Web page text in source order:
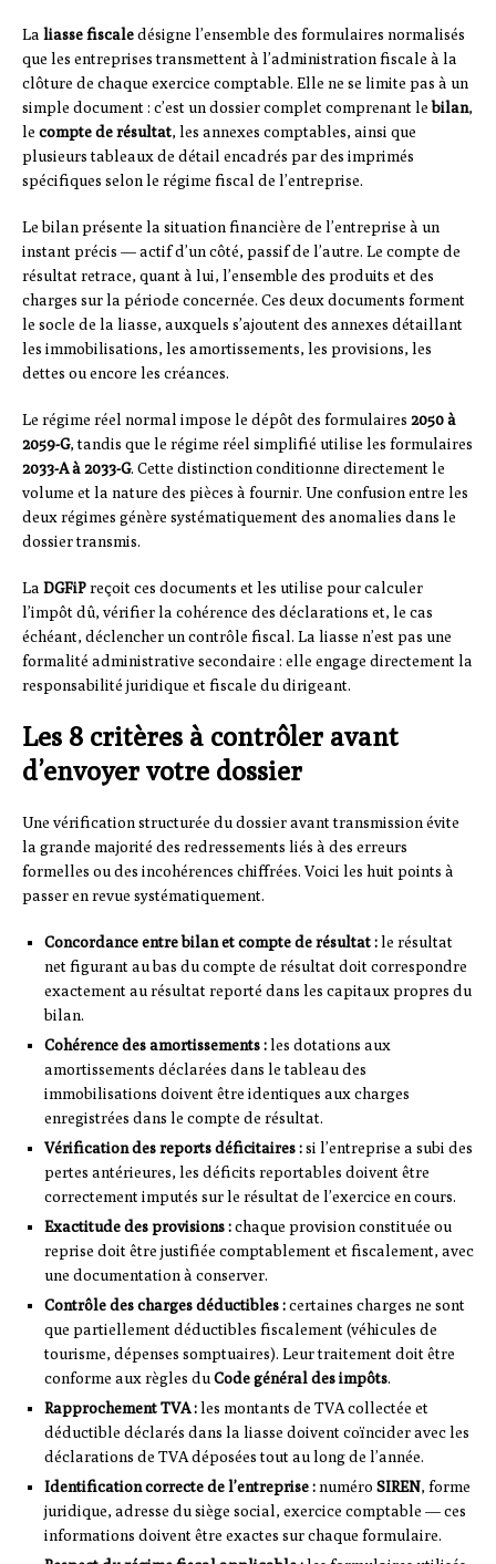
La liasse fiscaledésigne l’ensemble des formulaires normalisés
que les entreprises transmettent à l’administration fiscale à la
clôture de chaque exercice comptable. Elle ne se limite pas à un
simple document : c’est un dossier complet comprenant lebilan,
le compte de résultat, les annexes comptables, ainsi que
plusieurs tableaux de détail encadrés par des imprimés
spécifiques selon le régime fiscal de l’entreprise.
Le bilan présente la situation financière de l’entreprise à un
instant précis — actif d’un côté, passif de l’autre. Le compte de
résultat retrace, quant à lui, l’ensemble des produits et des
charges sur la période concernée. Ces deux documents forment
le socle de la liasse, auxquels s’ajoutent des annexes détaillant
les immobilisations, les amortissements, les provisions, les
dettes ou encore les créances.
Le régime réel normal impose le dépôt des formulaires 2050 à
2059-G, tandis que le régime réel simplifié utilise les formulaires
2033-A à 2033-G. Cette distinction conditionne directement le
volume et la nature des pièces à fournir. Une confusion entre les
deux régimes génère systématiquement des anomalies dans le
dossier transmis.
La DGFiPreçoit ces documents et les utilise pour calculer
l’impôt dû, vérifier la cohérence des déclarations et, le cas
échéant, déclencher un contrôle fiscal. La liasse n’est pas une
formalité administrative secondaire : elle engage directement la
responsabilité juridique et fiscale du dirigeant.
Les 8 critères à contrôler avant
d’envoyer votre dossier
Une vérification structurée du dossier avant transmission évite
la grande majorité des redressements liés à des erreurs
formelles ou des incohérences chiffrées. Voici les huit points à
passer en revue systématiquement.
Concordance entre bilan et compte de résultat :le résultat
net figurant au bas du compte de résultat doit correspondre
exactement au résultat reporté dans les capitaux propres du
bilan.
Cohérence des amortissements :les dotations aux
amortissements déclarées dans le tableau des
immobilisations doivent être identiques aux charges
enregistrées dans le compte de résultat.
Vérification des reports déficitaires :si l’entreprise a subi des
pertes antérieures, les déficits reportables doivent être
correctement imputés sur le résultat de l’exercice en cours.
Exactitude des provisions :chaque provision constituée ou
reprise doit être justifiée comptablement et fiscalement, avec
une documentation à conserver.
Contrôle des charges déductibles :certaines charges ne sont
que partiellement déductibles fiscalement (véhicules de
tourisme, dépenses somptuaires). Leur traitement doit être
conforme aux règles duCode général des impôts.
Rapprochement TVA :les montants de TVA collectée et
déductible déclarés dans la liasse doivent coïncider avec les
déclarations de TVA déposées tout au long de l’année.
Identification correcte de l’entreprise :numéro SIREN, forme
juridique, adresse du siège social, exercice comptable — ces
informations doivent être exactes sur chaque formulaire.